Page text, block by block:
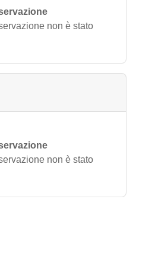
non è stato
non è stato